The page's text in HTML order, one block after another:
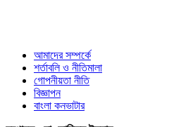
আমাদের সম্পর্কে
শর্তাবলি ও নীতিমালা
গোপনীয়তা নীতি
বিজ্ঞাপন
বাংলা কনভাটার